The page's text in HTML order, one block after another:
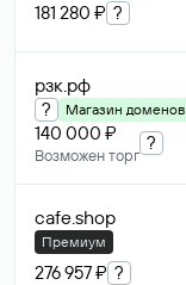
181 280 ₽ ?
рзк.рф
? Магазин доменов
140 000 ₽
Возможен торг
?
cafe.shop
Премиум
276 957 ₽ ?